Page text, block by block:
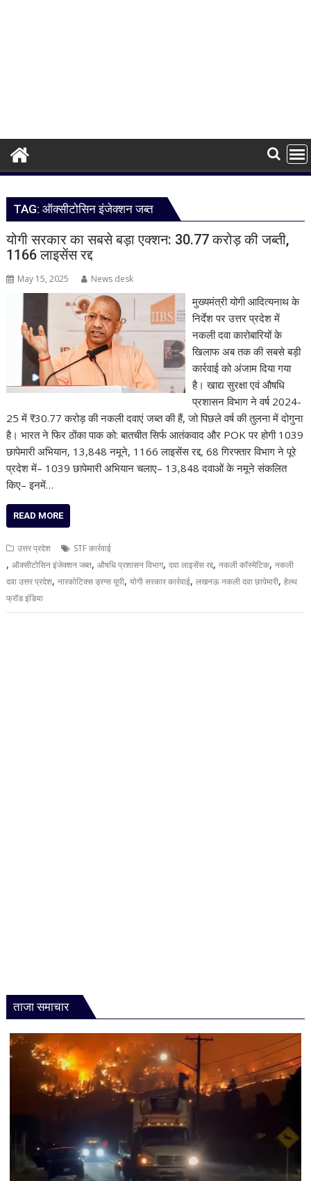
TAG:ऑक्सीटोसिन इंजेक्शन जब्त
योगी सरकार का सबसे बड़ा एक्शन: 30.77 करोड़ की जब्ती,
1166 लाइसेंस रद्द
May 15, 2025 News desk
मुख्यमंत्री योगी आदित्यनाथ के
निर्देश पर उत्तर प्रदेश में
नकली दवा कारोबारियों के
खिलाफ अब तक की सबसे बड़ी
कार्रवाई को अंजाम दिया गया
है। खाद्य सुरक्षा एवं औषधि
प्रशासन विभाग ने वर्ष 2024-
25 में ₹30.77 करोड़ की नकली दवाएं जब्त की हैं, जो पिछले वर्ष की तुलना में दोगुना
है। भारत ने फिर ठोंका पाक को: बातचीत सिर्फ आतंकवाद और POK पर होगी 1039
छापेमारी अभियान, 13,848 नमूने, 1166 लाइसेंस रद्द, 68 गिरफ्तार विभाग ने पूरे
प्रदेश में– 1039 छापेमारी अभियान चलाए– 13,848 दवाओं के नमूने संकलित
किए– इनमें…
READ MORE
उत्तर प्रदेश STF कार्रवाई
,ऑक्सीटोसिन इंजेक्शन जब्त,औषधि प्रशासन विभाग,दवा लाइसेंस रद्द,नकली कॉस्मेटिक,नकली
दवा उत्तर प्रदेश,नारकोटिक्स ड्रग्स यूपी,योगी सरकार कार्रवाई,लखनऊ नकली दवा छापेमारी,हेल्थ
फ्रॉड इंडिया
ताजा समाचार